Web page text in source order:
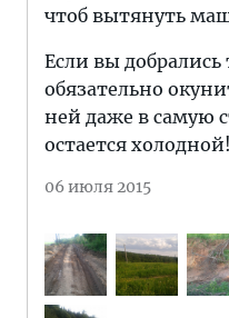
чтоб вытянуть
Если вы добрались
обязательно
ней даже в самую
остается холодной!
06 июля 2015